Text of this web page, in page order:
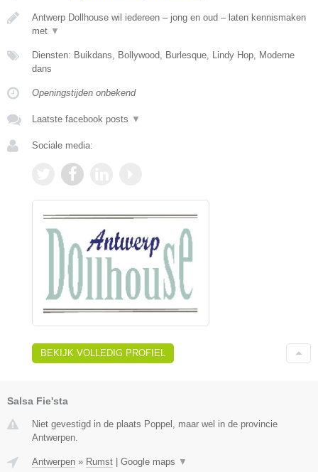
Antwerp Dollhouse wil iedereen – jong en oud – laten kennismaken
met ▼
Diensten: Buikdans, Bollywood, Burlesque, Lindy Hop, Moderne
dans
Openingstijden onbekend
Laatste facebook posts ▼
Sociale media:
BEKIJK VOLLEDIG PROFIEL
Salsa Fie'sta
Niet gevestigd in de plaats Poppel, maar wel in de provincie
Antwerpen.
Antwerpen » Rumst Google maps ▼